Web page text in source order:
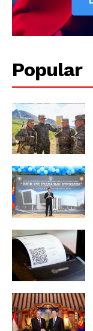
Company
About
Contact us
Subscription Plans
My account
Popular